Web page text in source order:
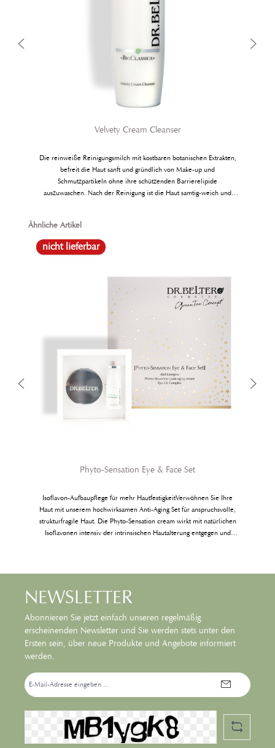
Velvety Cream Cleanser
Die reinweiße Reinigungsmilch mit kostba­ren botanischen Extrakten,
befreit die Haut sanft und gründlich von Make-up und
Schmutzpartikeln ohne ihre schützenden Barrierelipide
auszuwaschen. Nach der Reinigung ist die Haut samtig-weich und
Produktgalerie überspringen
Ähnliche Artikel
nicht lieferbar
Phyto-Sensation Eye & Face Set
Isoflavon-Aufbaupflege für mehr HautfestigkeitVerwöhnen Sie Ihre
Haut mit unserem hochwirksamen Anti-Aging Set für anspruchsvolle,
strukturfragile Haut. Die Phyto-Sensation cream wirkt mit natürlichen
Isoflavonen intensiv der intrinsischen Hautalterung entgegen und
NEWSLETTER
Abonnieren Sie jetzt einfach unseren regelmäßig
erscheinenden Newsletter und Sie werden stets unter den
Ersten sein, über neue Produkte und Angebote informiert
werden.
E-
Mail-
Adresse*